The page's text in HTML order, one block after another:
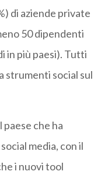
di aziende private
50 dipendenti
in più paesi). Tutti
strumenti social sul
paese che ha
media, con il
i nuovi tool